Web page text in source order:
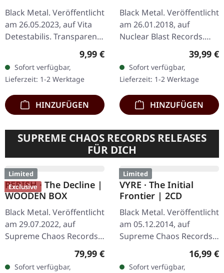
BLUT AUS NORD ·
Memoria Vetusta I -
Fathers Of The Icy Age
Black Metal. Veröffentlicht
Debemur Morti
Productions. CD im
„Memoria Vetusta I -
Fathers of the Icy Age“…
Regulärer Preis:
15,99 €
Sofort verfügbar,
Lieferzeit: 1-2 Werktage
HINZUFÜGEN
MAYHEM · Atavistic
Black Disorder /
Kommando | GREY LP
Black Metal. Veröffentlicht
am 09.07.2021, auf
Century Media Records.
Graues Vinyl mit
Limitiert auf 300
Exemplare. Die…
21,99 €
Sofort verfügbar,
Lieferzeit: 1-2 Werktage
HINZUFÜGEN
Limited